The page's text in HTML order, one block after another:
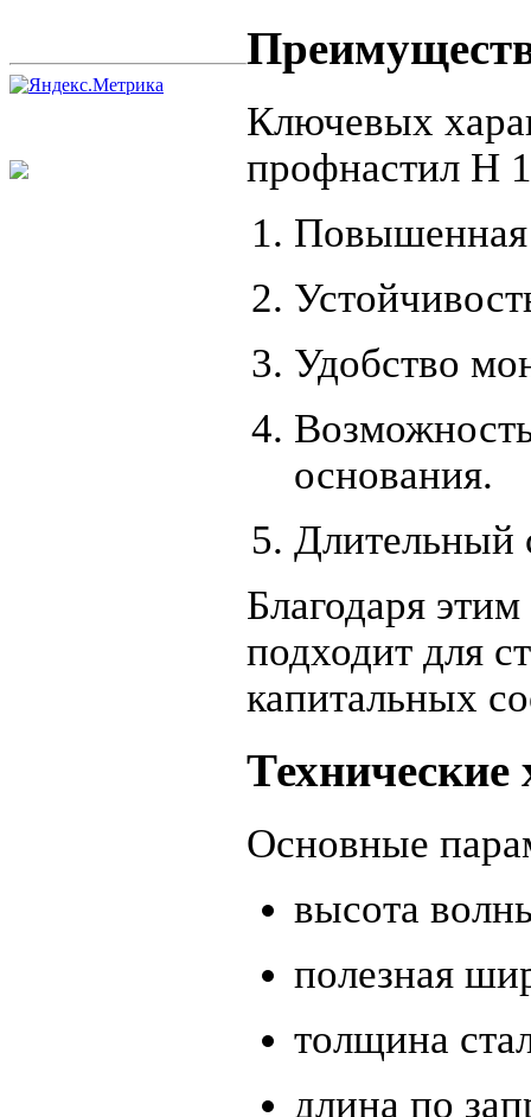
Ключевых
профнастил Н
Повышенная
Удобство
основания.
Длительный
Благодаря
подходит для
капитальных
Технические
Основные
высота
полезная
толщина
длина по